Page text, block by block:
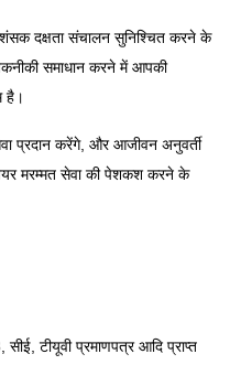
दक्षता संचालन सुनिश्चित करने के
समाधान करने में आपकी
है।
प्रदान करेंगे, और आजीवन अनुवर्ती
मरम्मत सेवा की पेशकश करने के
टीयूवी प्रमाणपत्र आदि प्राप्त